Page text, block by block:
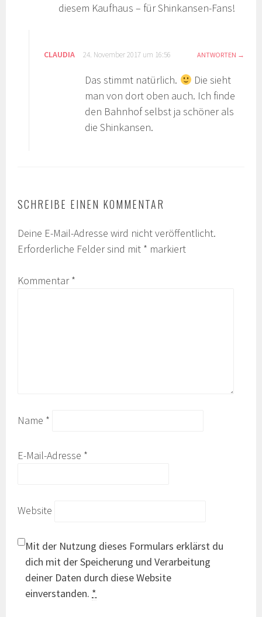
diesem Kaufhaus – für Shinkansen-Fans!
CLAUDIA 24. November 2017 um 16:56 ANTWORTEN
Das stimmt natürlich.
Die sieht
man von dort oben auch. Ich finde
den Bahnhof selbst ja schöner als
die Shinkansen.
SCHREIBE EINEN KOMMENTAR
Deine E-Mail-Adresse wird nicht veröffentlicht.
Erforderliche Felder sind mit * markiert
Kommentar*
Name *
E-Mail-Adresse *
Website
Mit der Nutzung dieses Formulars erklärst du
dich mit der Speicherung und Verarbeitung
deiner Daten durch diese Website
einverstanden. *